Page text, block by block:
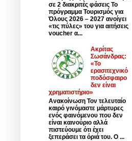
σε 2 διακριτές φάσεις Το
πρόγραμμα Τουρισμός για
Όλους 2026 – 2027 ανοίγει
«τις πύλες» του για αιτήσεις
voucher α...
Ακρίτας
Σωσάνδρας:
«Το
ερασιτεχνικό
ποδόσφαιρο
δεν είναι
χρηματιστήριο»
Ανακοίνωση Τον τελευταίο
καιρό γινόμαστε μάρτυρες
ενός φαινόμενου που δεν
είναι καινούριο αλλά
πιστεύουμε ότι έχει
ξεπεράσει τα όριά του. Ο ...